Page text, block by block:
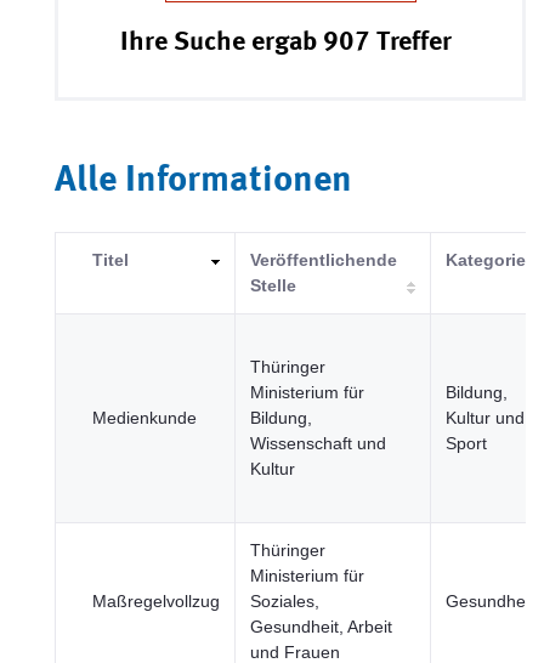
Ihre Suche ergab 907 Treffer
Alle Informationen
Titel
Veröffentlichende
Stelle
Kategorie
Medienkunde
Thüringer
Ministerium für
Bildung,
Wissenschaft und
Kultur
Bildung,
Kultur und
Sport
Maßregelvollzug
Thüringer
Ministerium für
Soziales,
Gesundheit, Arbeit
und Frauen
Gesundheit